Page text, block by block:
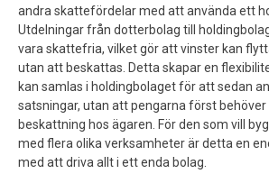
andra skattefördelar med att använda ett
Utdelningar från dotterbolag till
vara skattefria, vilket gör att vinster kan
utan att beskattas. Detta skapar en
kan samlas i holdingbolaget för att sedan
satsningar, utan att pengarna först behöver
beskattning hos ägaren. För den som vill
med flera olika verksamheter är detta en
med att driva allt i ett enda bolag.